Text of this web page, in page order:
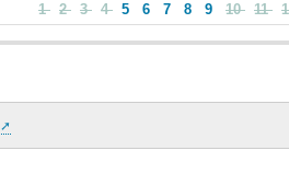
1 2 3 4 5 6 7 8 9 10 11